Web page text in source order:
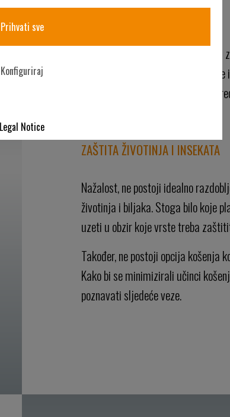
uzeti u obzir ekološke
da se bioraznolikost povećava u
ZAŠTITA ŽIVOTINJA I INSEKATA
Nažalost, ne postoji idealno
životinja i biljaka. Stoga bilo koje
uzeti u obzir koje vrste treba
Također, ne postoji opcija košenja
Kako bi se minimizirali učinci
poznavati sljedeće veze.
Prihvati sve
Konfiguriraj
Legal Notice